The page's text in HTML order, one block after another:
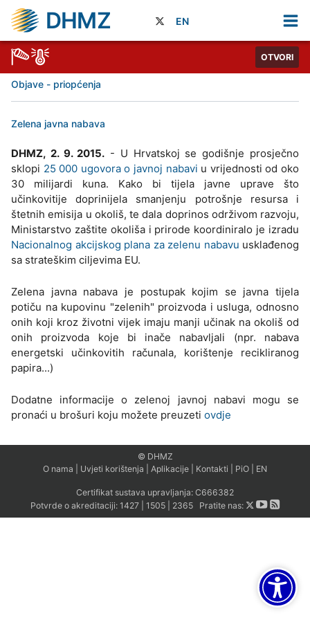
DHMZ EN
OTVORI
Objave - priopćenja
Zelena javna nabava
DHMZ, 2. 9. 2015. - U Hrvatskoj se godišnje prosječno
sklopi 25 000 ugovora o javnoj nabavi u vrijednosti od oko
30 milijardi kuna. Kako bi tijela javne uprave što
učinkovitije doprinijela smanjenju potrošnje resursa i
štetnih emisija u okoliš, te dala doprinos održivom razvoju,
Ministarstvo zaštite okoliša i prirode koordiniralo je izradu
Nacionalnog akcijskog plana za zelenu nabavu usklađenog
sa strateškim ciljevima EU.
Zelena javna nabava je postupak kojim se javna tijela
potiču na kupovinu "zelenih" proizvoda i usluga, odnosno
onih koji kroz životni vijek imaju manji učinak na okoliš od
onih proizvoda koje bi inače nabavljali (npr. nabava
energetski učinkovitih računala, korištenje recikliranog
papira...)
Dodatne informacije o zelenoj javnoj nabavi mogu se
pronaći u brošuri koju možete preuzeti ovdje
© DHMZ
O nama
Uvjeti korištenja Aplikacije Kontakti PiO EN
Certifikat sustava upravljanja: C666382
Potvrde o akreditaciji: 1427| 1505| 2365Pratite nas: